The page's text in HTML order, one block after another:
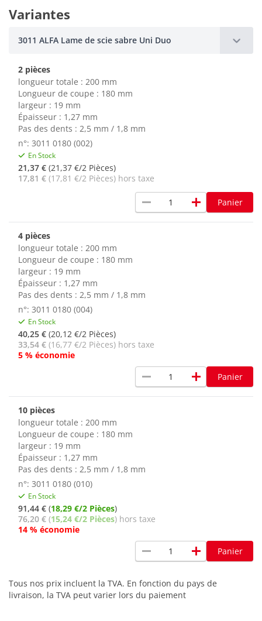
Variantes
3011 ALFA Lame de scie sabre Uni Duo
2 pièces
longueur totale : 200 mm
Longueur de coupe : 180 mm
largeur : 19 mm
Épaisseur : 1,27 mm
Pas des dents : 2,5 mm / 1,8 mm
n°: 3011 0180 (002)
En Stock
21,37 € (21,37 €/2 Pièces)
17,81 € (17,81 €/2 Pièces) hors taxe
remove add Panier
4 pièces
longueur totale : 200 mm
Longueur de coupe : 180 mm
largeur : 19 mm
Épaisseur : 1,27 mm
Pas des dents : 2,5 mm / 1,8 mm
n°: 3011 0180 (004)
En Stock
40,25 € (20,12 €/2 Pièces)
33,54 € (16,77 €/2 Pièces) hors taxe
5 % économie
remove add Panier
10 pièces
longueur totale : 200 mm
Longueur de coupe : 180 mm
largeur : 19 mm
Épaisseur : 1,27 mm
Pas des dents : 2,5 mm / 1,8 mm
n°: 3011 0180 (010)
En Stock
91,44 € (18,29 €/2 Pièces)
76,20 € (15,24 €/2 Pièces) hors taxe
14 % économie
remove add Panier
Tous nos prix incluent la TVA. En fonction du pays de
livraison, la TVA peut varier lors du paiement